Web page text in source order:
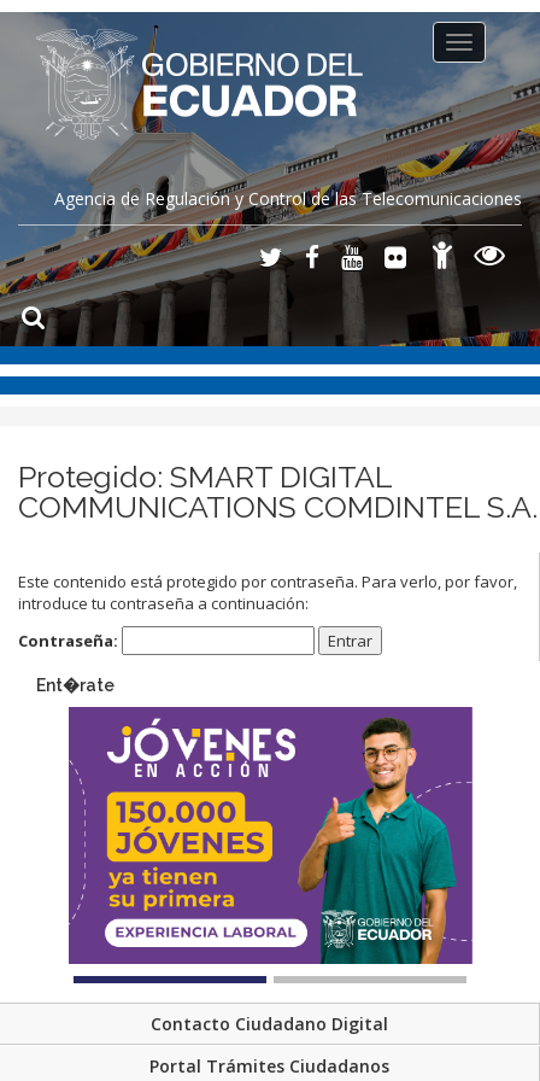
Agencia de Regulación y Control de las Telecomunicaciones
Toggle
navigation
Protegido: SMART DIGITAL
COMMUNICATIONS COMDINTEL S.A.
Este contenido está protegido por contraseña. Para verlo, por favor,
introduce tu contraseña a continuación:
Contraseña:
Ent�rate
Contacto Ciudadano Digital
Portal Trámites Ciudadanos